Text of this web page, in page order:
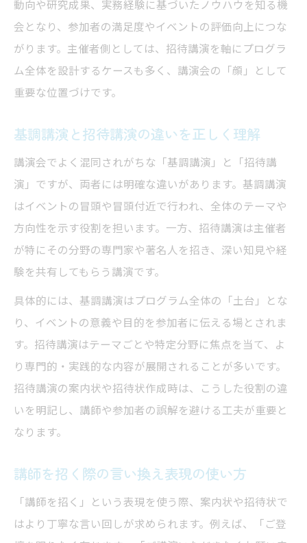
動向や研究成果、実務経験に基づいたノウハウを知る機
会となり、参加者の満足度やイベントの評価向上につな
がります。主催者側としては、招待講演を軸にプログラ
ム全体を設計するケースも多く、講演会の「顔」として
重要な位置づけです。
基調講演と招待講演の違いを正しく理解
講演会でよく混同されがちな「基調講演」と「招待講
演」ですが、両者には明確な違いがあります。基調講演
はイベントの冒頭や冒頭付近で行われ、全体のテーマや
方向性を示す役割を担います。一方、招待講演は主催者
が特にその分野の専門家や著名人を招き、深い知見や経
験を共有してもらう講演です。
具体的には、基調講演はプログラム全体の「土台」とな
り、イベントの意義や目的を参加者に伝える場とされま
す。招待講演はテーマごとや特定分野に焦点を当て、よ
り専門的・実践的な内容が展開されることが多いです。
招待講演の案内状や招待状作成時は、こうした役割の違
いを明記し、講師や参加者の誤解を避ける工夫が重要と
なります。
講師を招く際の言い換え表現の使い方
「講師を招く」という表現を使う際、案内状や招待状で
はより丁寧な言い回しが求められます。例えば、「ご登